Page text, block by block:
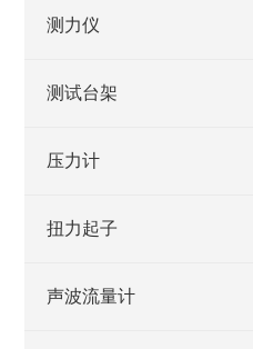
测力仪
测试台架
压力计
扭力起子
声波流量计